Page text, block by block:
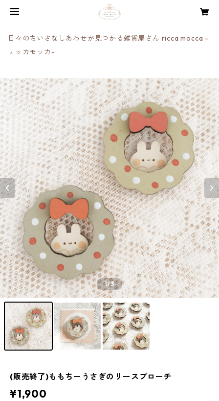
日々のちいさなしあわせが見つかる雑貨屋さん ricca mocca -
リッカモッカ-
1/3
(販売終了)ももちーうさぎのリースブローチ
¥1,900